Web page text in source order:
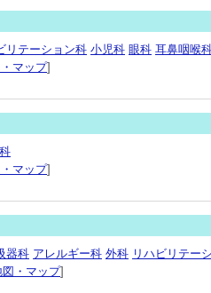
リテーション科 小児科 眼科 耳鼻咽喉
マップ]
マップ]
器科 アレルギー科 外科 リハビリテー
図・マップ]